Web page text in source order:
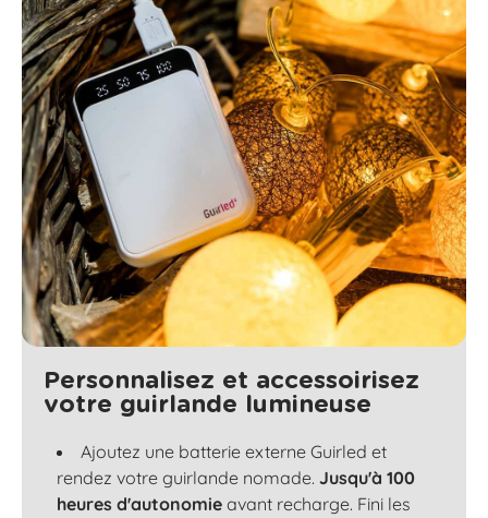
Personnalisez et accessoirisez
votre guirlande lumineuse
Ajoutez une batterie externe Guirled et
rendez votre guirlande nomade. Jusqu'à 100
heures d'autonomie avant recharge. Fini les